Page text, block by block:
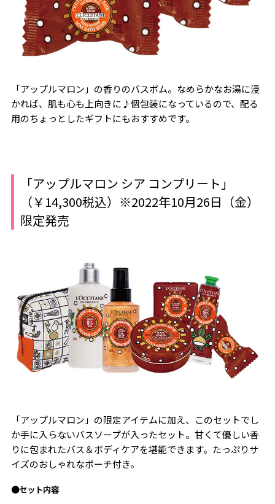
「アップルマロン」の香りのバスボム。なめらかなお湯に浸
かれば、肌も心も上向きに♪個包装になっているので、配る
用のちょっとしたギフトにもおすすめです。
「アップルマロン シア コンプリート」
（￥14,300税込）※2022年10月26日（金）
限定発売
「アップルマロン」の限定アイテムに加え、このセットでし
か手に入らないバスソープが入ったセット。甘くて優しい香
りに包まれたバス＆ボディケアを堪能できます。たっぷりサ
イズのおしゃれなポーチ付き。
●セット内容